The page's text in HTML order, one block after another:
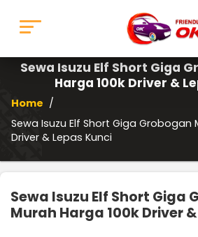
Sewa Isuzu Elf Short Giga
Harga 100k Driver &
Home /
Sewa Isuzu Elf Short Giga Grobogan
Driver & Lepas Kunci
Sewa Isuzu Elf Short Giga
Murah Harga 100k Driver